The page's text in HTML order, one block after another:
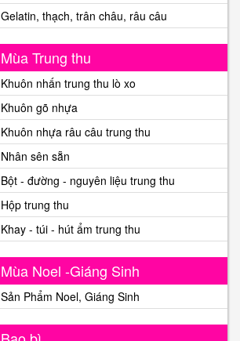
Gelatin, thạch, trân châu, râu câu
Mùa Trung thu
Khuôn nhấn trung thu lò xo
Khuôn gõ nhựa
Khuôn nhựa râu câu trung thu
Nhân sên sẵn
Bột - đường - nguyên liệu trung thu
Hộp trung thu
Khay - túi - hút ẩm trung thu
Mùa Noel -Giáng Sinh
Sản Phẩm Noel, Giáng Sinh